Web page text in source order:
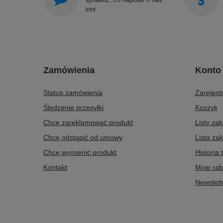
inni
Zamówienia
Status zamówienia
Śledzenie przesyłki
Chcę zareklamować produkt
Chcę odstąpić od umowy
Chcę wymienić produkt
Kontakt
Konto
Koszyk
Listy
Lista
Historia
Moje